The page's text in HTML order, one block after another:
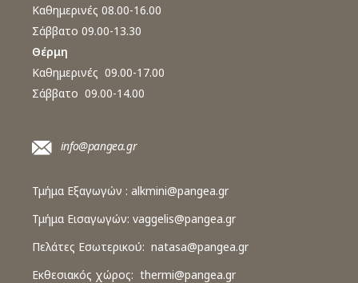
Καθημερινές 08.00-16.00
Σάββατο 09.00-13.30
Θέρμη
Καθημερινές 09.00-17.00
Σάββατο 09.00-14.00
info@pangea.gr
Τμήμα Εξαγωγών : alkmini@pangea.gr
Τμήμα Εισαγωγών: vaggelis@pangea.gr
Πελάτες Εσωτερικού: natasa@pangea.gr
Εκθεσιακός χώρος: thermi@pangea.gr